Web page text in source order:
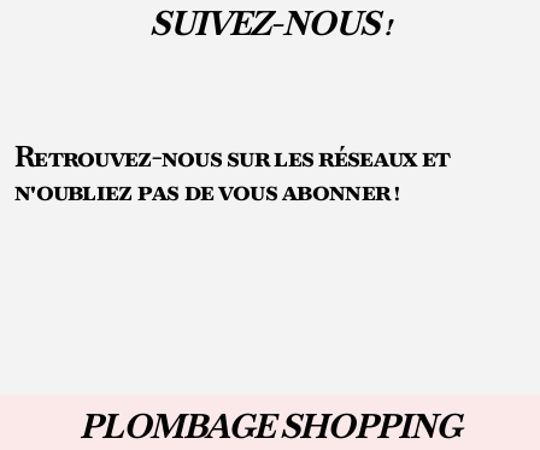
SUIVEZ-NOUS !
Retrouvez-nous sur les réseaux et
n'oubliez pas de vous abonner !
PLOMBAGE SHOPPING